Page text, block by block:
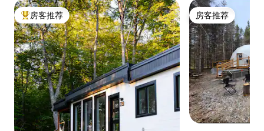
热门「房客推荐」
房客推荐 房客推荐
房客推荐